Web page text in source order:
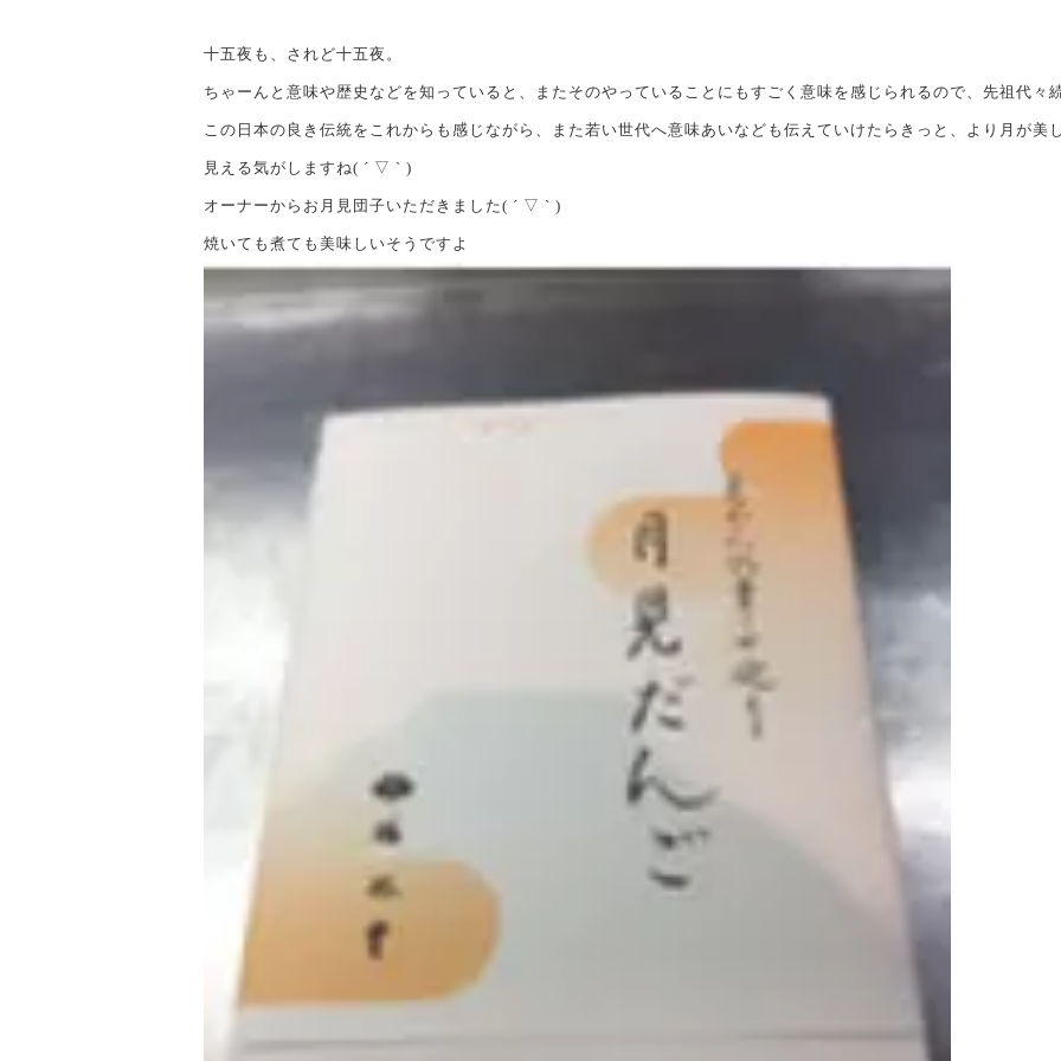
十五夜も、されど十五夜。
ちゃーんと意味や歴史などを知っていると、またそのやっていることにもすごく意味を感じられるので、先祖代々
この日本の良き伝統をこれからも感じながら、また若い世代へ意味あいなども伝えていけたらきっと、より月が美
見える気がしますね( ´ ▽ ` )
オーナーからお月見団子いただきました( ´ ▽ ` )
焼いても煮ても美味しいそうですよ